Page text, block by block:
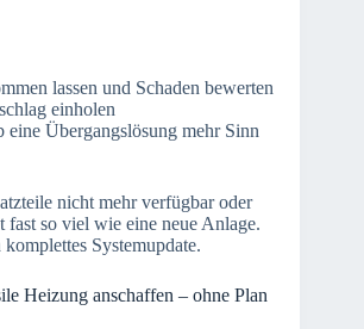
lassen und Schaden bewerten
einholen
eine Übergangslösung mehr Sinn
nicht mehr verfügbar oder
fast so viel wie eine neue Anlage.
Systemupdate.
Heizung anschaffen – ohne Plan